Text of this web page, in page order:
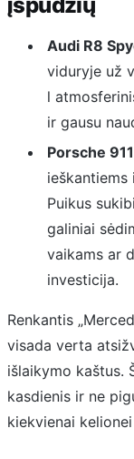
Audi R8
viduryje už
l
ir gausu
Porsche
Puikus
galiniai
vaikams ar
investicija.
Renkantis
visada verta
išlaikymo kaštus.
kasdienis ir ne
kiekvienai